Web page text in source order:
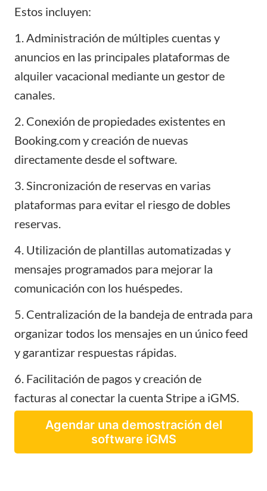
Estos incluyen:
1. Administración de múltiples cuentas y
anuncios en las principales plataformas de
alquiler vacacional mediante un gestor de
canales.
2. Conexión de propiedades existentes en
Booking.com y creación de nuevas
directamente desde el software.
3. Sincronización de reservas en varias
plataformas para evitar el riesgo de dobles
reservas.
4. Utilización de plantillas automatizadas y
mensajes programados para mejorar la
comunicación con los huéspedes.
5. Centralización de la bandeja de entrada para
organizar todos los mensajes en un único feed
y garantizar respuestas rápidas.
6. Facilitación de pagos y creación de
facturas al conectar la cuenta Stripe a iGMS.
Agendar una demostración del
software iGMS